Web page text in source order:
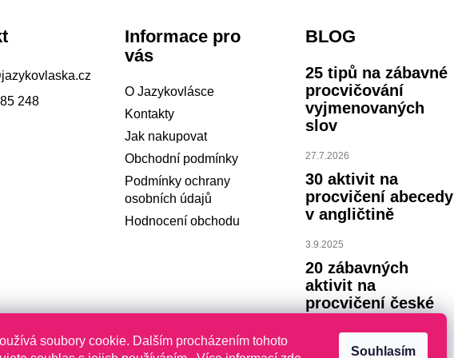
soubory cookie. Dalším procházením tohoto
Souhlasím
jazykovlaska.cz
248
Informace pro
vás
O Jazykovlásce
Kontakty
Jak nakupovat
Obchodní podmínky
Podmínky ochrany
osobních údajů
Hodnocení obchodu
BLOG
25 tipů na zábavné
procvičování
vyjmenovaných
slov
27.7.2026
30 aktivit na
procvičení abecedy
v angličtině
3.9.2025
20 zábavných
aktivit na
procvičení české